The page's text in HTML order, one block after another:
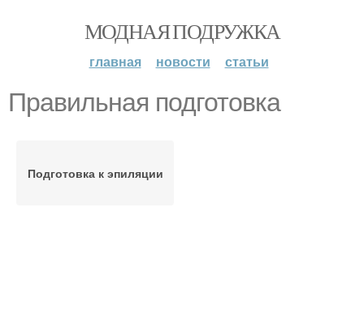
МОДНАЯ ПОДРУЖКА
главная новости статьи
Правильная подготовка
Подготовка к эпиляции